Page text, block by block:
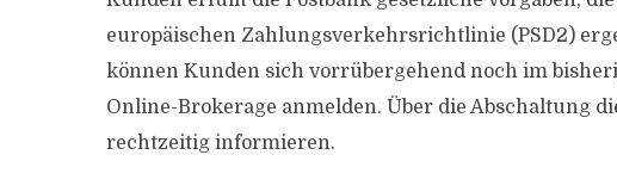
europäischen Zahlungsverkehrsrichtlinie (PSD2)
können Kunden sich vorrübergehend noch im
Online-Brokerage anmelden. Über die Abschaltung
rechtzeitig informieren.